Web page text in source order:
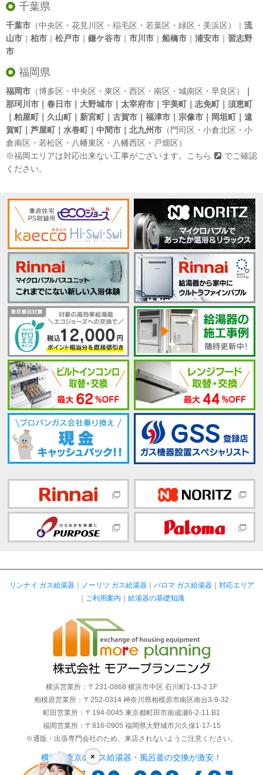
千葉県
千葉市 （中央区・花見川区・稲毛区・若葉区・緑区・美浜区）｜ 流
山市 ｜ 柏市 ｜ 松戸市 ｜ 鎌ケ谷市 ｜ 市川市 ｜ 船橋市 ｜ 浦安市 ｜ 習志野
市
福岡県
福岡市 （博多区・中央区・東区・西区・南区・城南区・早良区）
那珂川市｜春日市｜大野城市｜太宰府市｜宇美町｜志免町｜須恵町
｜粕屋町｜久山町｜新宮町｜古賀市｜福津市｜宗像市｜岡垣町｜遠
賀町｜芦屋町｜水巻町｜中間市｜北九州市 （門司区・小倉北区・小
倉南区・若松区・八幡東区・八幡西区・戸畑区）
※福岡エリアは対応出来ない工事がございます。
こちら
でご確認
ください。
×
リンナイ ガス給湯器｜ ノーリツ ガス給湯器｜ パロマ ガス給湯器｜ 対応エリア
｜ ご利用案内 ｜ 給湯器の基礎知識
横浜営業所：〒231-0868 横浜市中区 石川町1-13-2 1F
相模原営業所：〒252-0314 神奈川県相模原市南区南台3-9-32
町田営業所：〒194-0045 東京都町田市南成瀬6-2-11 B1
福岡営業所：〒816-0905 福岡県大野城市川久保1-17-15
※通販・出張専門会社のため、来店されないようご注意ください。
横浜・東京のガス給湯器・風呂釜の交換が激安！